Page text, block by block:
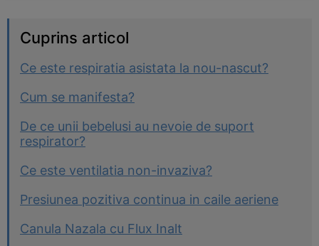
Cuprins articol
Ce este respiratia asistata la nou-nascut?
Cum se manifesta?
De ce unii bebelusi au nevoie de suport
respirator?
Ce este ventilatia non-invaziva?
Presiunea pozitiva continua in caile aeriene
Canula Nazala cu Flux Inalt